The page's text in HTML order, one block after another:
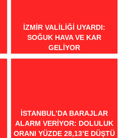
İZMIR VALILIĞI UYARDI:
SOĞUK HAVA VE KAR
GELIYOR
İSTANBUL’DA BARAJLAR
ALARM VERIYOR: DOLULUK
ORANI YÜZDE 28,13’E DÜŞTÜ